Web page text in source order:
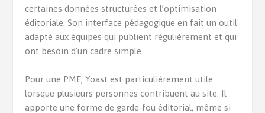
certaines données structurées et l’optimisation
éditoriale. Son interface pédagogique en fait un outil
adapté aux équipes qui publient régulièrement et qui
ont besoin d’un cadre simple.
Pour une PME, Yoast est particulièrement utile
lorsque plusieurs personnes contribuent au site. Il
apporte une forme de garde-fou éditorial, même si